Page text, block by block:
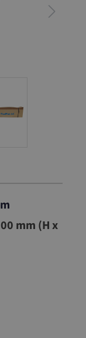
mm (H x